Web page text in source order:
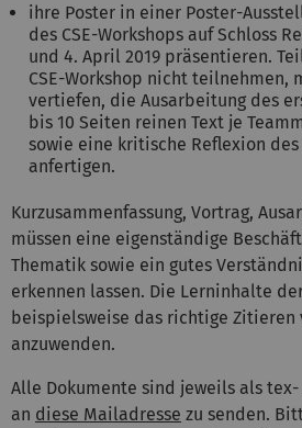
ihre Poster in einer Poster-
des CSE-Workshops auf Schloss
und 4. April 2019 präsentieren.
CSE-Workshop nicht teilnehmen,
vertiefen, die Ausarbeitung des
bis 10 Seiten reinen Text je
sowie eine kritische Reflexion
anfertigen.
Kurzusammenfassung, Vortrag,
müssen eine eigenständige
Thematik sowie ein gutes
erkennen lassen. Die Lerninhalte
beispielsweise das richtige Zitieren
anzuwenden.
Alle Dokumente sind jeweils als
an diese Mailadresse zu senden.